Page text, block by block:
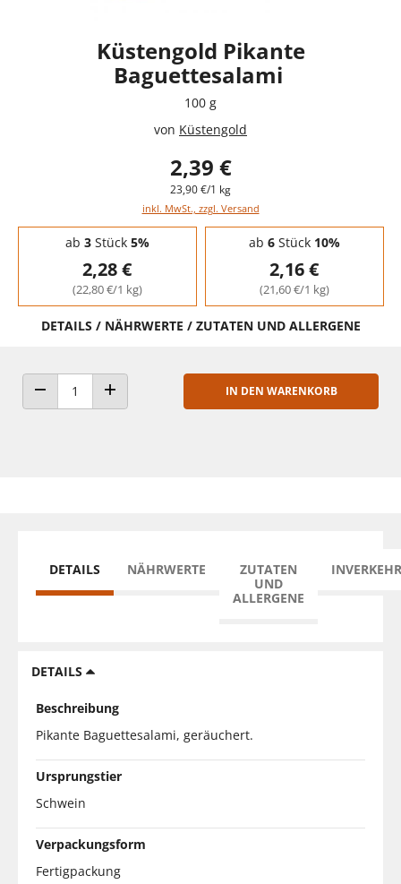
Küstengold Pikante
Baguettesalami
100 g
von Küstengold
2,39 €
23,90 €/1 kg
inkl. MwSt., zzgl. Versand
Staffelpreise - Mengenrabatt
ab 3Stück 5%
2,28 €
(22,80 €/1 kg)
ab 6Stück 10%
2,16 €
(21,60 €/1 kg)
DETAILS / NÄHRWERTE / ZUTATEN UND ALLERGENE
ANZAHL VERRINGERNANZAHL ERHÖHEN
IN DEN WARENKORB
DETAILS NÄHRWERTE
ZUTATEN
UND
ALLERGENE
DETAILS
Beschreibung
Pikante Baguettesalami, geräuchert.
Ursprungstier
Schwein
Verpackungsform
Fertigpackung